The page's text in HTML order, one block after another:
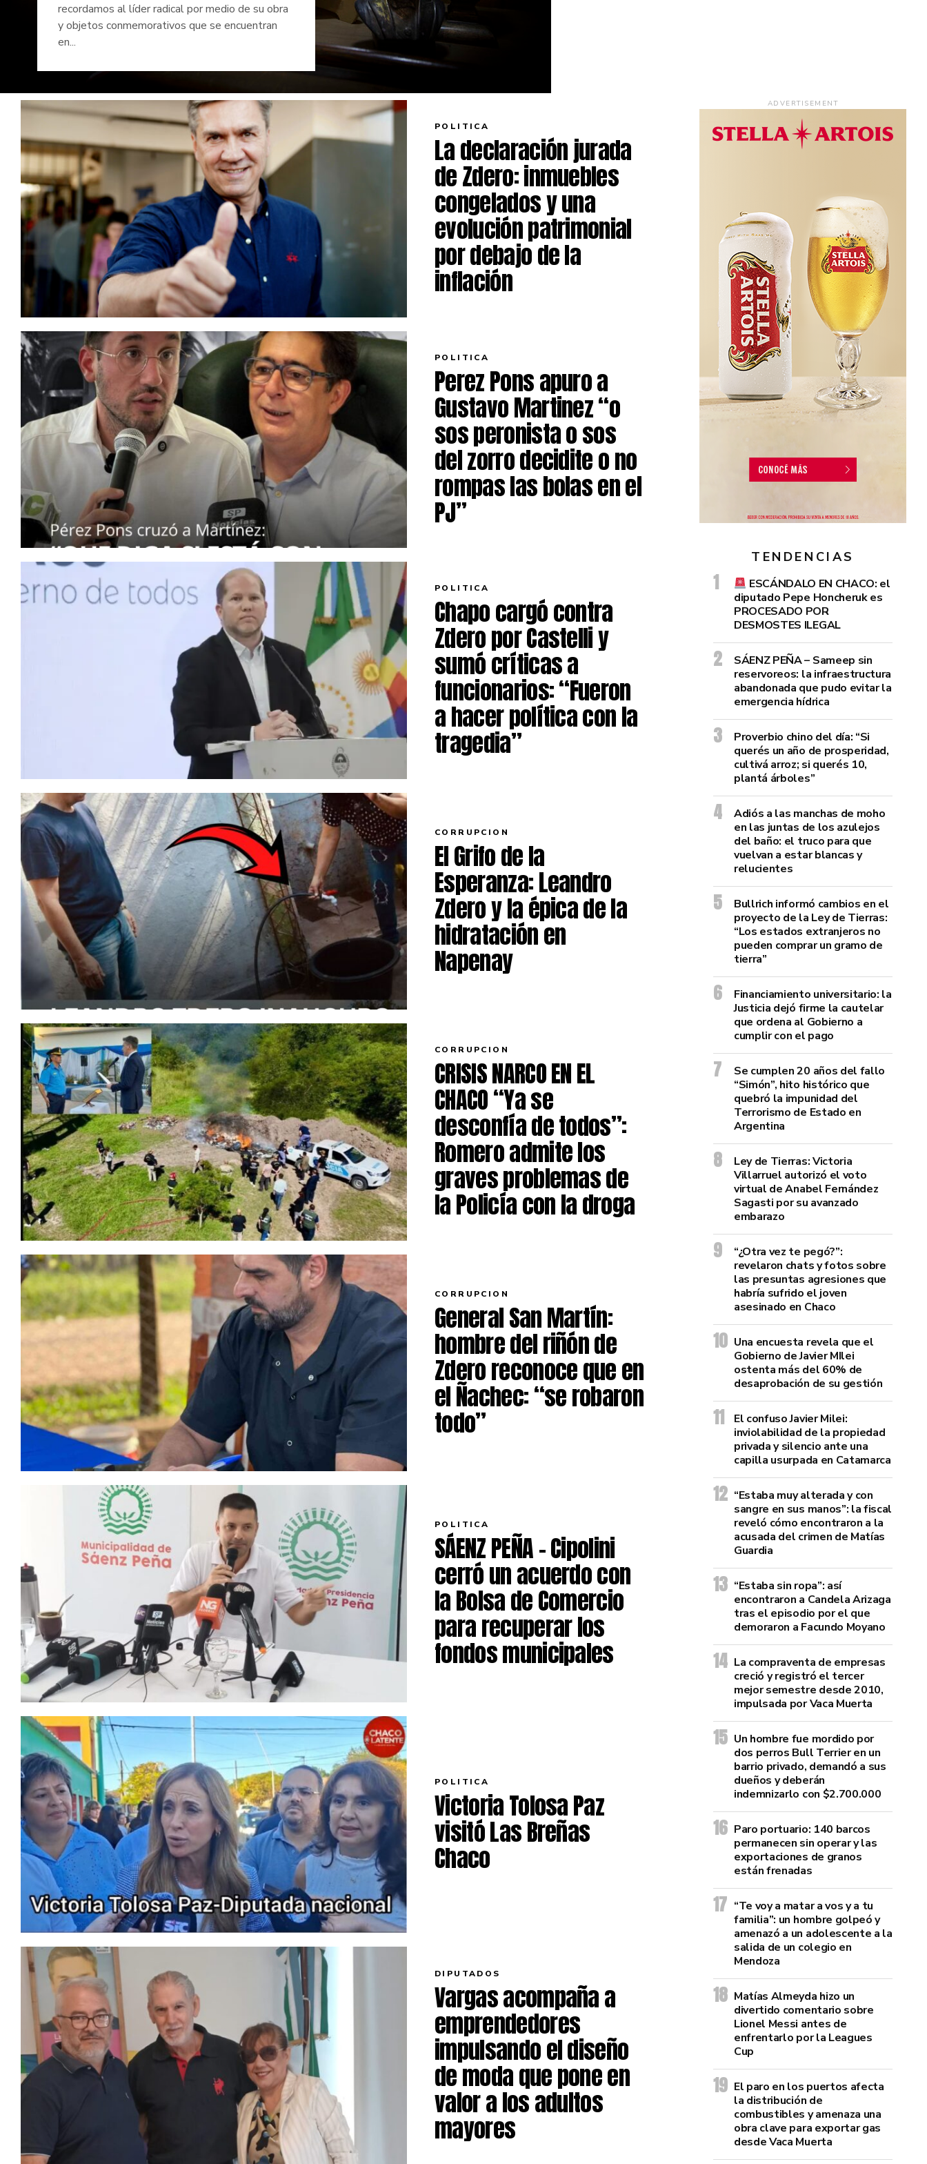
recordamos al líder radical por medio de su obra
y objetos conmemorativos que se encuentran
en...
POLITICA
La declaración jurada
de Zdero: inmuebles
congelados y una
evolución patrimonial
por debajo de la
inflación
POLITICA
Perez Pons apuro a
Gustavo Martinez “o
sos peronista o sos
del zorro decidite o no
rompas las bolas en el
PJ”
POLITICA
Chapo cargó contra
Zdero por Castelli y
sumó críticas a
funcionarios: “Fueron
a hacer política con la
tragedia”
CORRUPCION
El Grifo de la
Esperanza: Leandro
Zdero y la épica de la
hidratación en
Napenay
CORRUPCION
CRISIS NARCO EN EL
CHACO “Ya se
desconfía de todos”:
Romero admite los
graves problemas de
la Policía con la droga
CORRUPCION
General San Martín:
hombre del riñón de
Zdero reconoce que en
el Ñachec: “se robaron
todo”
POLITICA
SÁENZ PEÑA – Cipolini
cerró un acuerdo con
la Bolsa de Comercio
para recuperar los
fondos municipales
POLITICA
Victoria Tolosa Paz
visitó Las Breñas
Chaco
DIPUTADOS
Vargas acompaña a
emprendedores
impulsando el diseño
de moda que pone en
valor a los adultos
mayores
ADVERTISEMENT
TENDENCIAS
ESCÁNDALO EN CHACO: el
diputado Pepe Honcheruk es
PROCESADO POR
DESMOSTES ILEGAL
SÁENZ PEÑA – Sameep sin
reservoreos: la infraestructura
abandonada que pudo evitar la
emergencia hídrica
Proverbio chino del día: “Si
querés un año de prosperidad,
cultivá arroz; si querés 10,
plantá árboles”
Adiós a las manchas de moho
en las juntas de los azulejos
del baño: el truco para que
vuelvan a estar blancas y
relucientes
Bullrich informó cambios en el
proyecto de la Ley de Tierras:
“Los estados extranjeros no
pueden comprar un gramo de
tierra”
Financiamiento universitario: la
Justicia dejó firme la cautelar
que ordena al Gobierno a
cumplir con el pago
Se cumplen 20 años del fallo
“Simón”, hito histórico que
quebró la impunidad del
Terrorismo de Estado en
Argentina
Ley de Tierras: Victoria
Villarruel autorizó el voto
virtual de Anabel Fernández
Sagasti por su avanzado
embarazo
“¿Otra vez te pegó?”:
revelaron chats y fotos sobre
las presuntas agresiones que
habría sufrido el joven
asesinado en Chaco
Una encuesta revela que el
Gobierno de Javier MIlei
ostenta más del 60% de
desaprobación de su gestión
El confuso Javier Milei:
inviolabilidad de la propiedad
privada y silencio ante una
capilla usurpada en Catamarca
“Estaba muy alterada y con
sangre en sus manos”: la fiscal
reveló cómo encontraron a la
acusada del crimen de Matías
Guardia
“Estaba sin ropa”: así
encontraron a Candela Arizaga
tras el episodio por el que
demoraron a Facundo Moyano
La compraventa de empresas
creció y registró el tercer
mejor semestre desde 2010,
impulsada por Vaca Muerta
Un hombre fue mordido por
dos perros Bull Terrier en un
barrio privado, demandó a sus
dueños y deberán
indemnizarlo con $2.700.000
Paro portuario: 140 barcos
permanecen sin operar y las
exportaciones de granos
están frenadas
“Te voy a matar a vos y a tu
familia”: un hombre golpeó y
amenazó a un adolescente a la
salida de un colegio en
Mendoza
Matías Almeyda hizo un
divertido comentario sobre
Lionel Messi antes de
enfrentarlo por la Leagues
Cup
El paro en los puertos afecta
la distribución de
combustibles y amenaza una
obra clave para exportar gas
desde Vaca Muerta